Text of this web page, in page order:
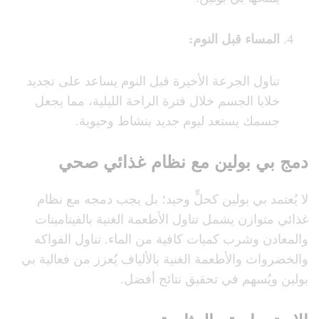
المساء قبل النوم:
تناول الجرعة الأخيرة قبل النوم يساعد على تجديد
خلايا الجسم خلال فترة الراحة الليلية، مما يجعل
جسمك يستعد ليوم جديد بنشاط وحيوية.
دمج بي بولين مع نظام غذائي صحي
لا يُعتمد بي بولين كحلٍّ وحيد؛ بل يجب دمجه مع نظام
غذائي متوازن يشمل تناول الأطعمة الغنية بالفيتامينات
والمعادن وشرب كميات كافية من الماء. تناول الفواكه
والخضروات والأطعمة الغنية بالألياف يُعزز من فعالية بي
بولين ويُسهم في تحقيق نتائج أفضل.